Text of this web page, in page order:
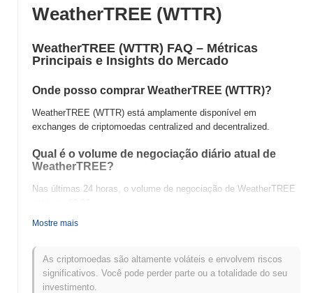
WeatherTREE (WTTR)
WeatherTREE (WTTR) FAQ – Métricas
Principais e Insights do Mercado
Onde posso comprar WeatherTREE (WTTR)?
WeatherTREE (WTTR) está amplamente disponível em
exchanges de criptomoedas centralized and decentralized.
Qual é o volume de negociação diário atual de
WeatherTREE?
Nas últimas 24 horas, o volume de negociação de WeatherTREE
Qual é o histórico da faixa de preço de
Máxima Histórica (ATH):€0.00
Mínima Histórica (ATL):€0.00
Mostre mais
As criptomoedas são altamente voláteis e envolvem riscos
significativos. Você pode perder parte ou a totalidade do seu
investimento.